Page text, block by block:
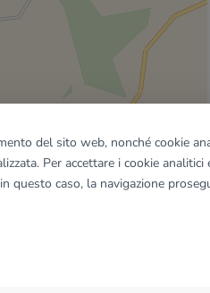
del sito web, nonché cookie
Per accettare i cookie analitici
questo caso, la navigazione